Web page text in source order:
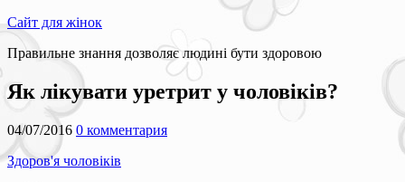
Сайт для жінок
Правильне знання дозволяє людині бути здоровою
Як лікувати уретрит у чоловіків?
04/07/2016 0 комментария
Здоров'я чоловіків